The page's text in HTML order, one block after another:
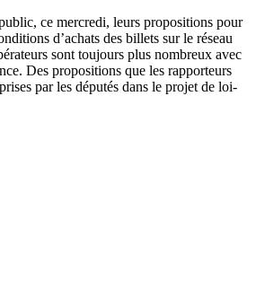
ce mercredi, leurs propositions pour
d’achats des billets sur le réseau
sont toujours plus nombreux avec
Des propositions que les rapporteurs
par les députés dans le projet de loi-